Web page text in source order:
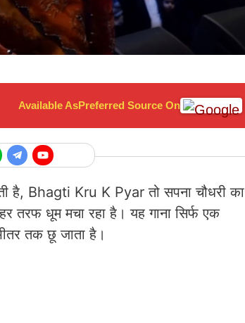
Available AsPreferred Source On
है, Bhagti Kru K Pyar तो सपना चौधरी का
धूम मचा रहा है। यह गाना सिर्फ एक
तक छू जाता है।